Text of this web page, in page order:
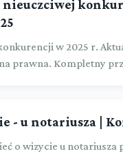
nieuczciwej
w 2025 r.
prawna. Kompletny
- u notariusza |
o wizycie u notariusza